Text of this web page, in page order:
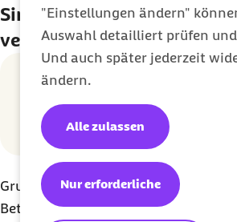
"Einstellungen ändern"
Auswahl detailliert prüfen
Und auch später jederzeit
ändern.
Nur erforderliche
Alle zulassen
Sind Beschäftigte beim
versichert?
Ein Unfall beim Betriebssport ist nicht
Unfallfolgen aufkommt, müssen eine Reihe
erfüllt sein.
Grundsätzlich stehen Beschäftigte
Betriebssports unter dem Schutz der